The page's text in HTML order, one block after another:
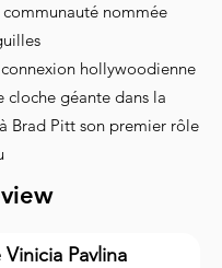
nommée
hollywoodienne
cloche géante dans la
Brad Pitt son premier rôle
Pavlina